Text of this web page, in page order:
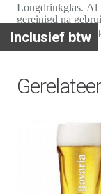
Inclusief btw
Longdrinkglas. Al
gereinigd na
bij de prijs